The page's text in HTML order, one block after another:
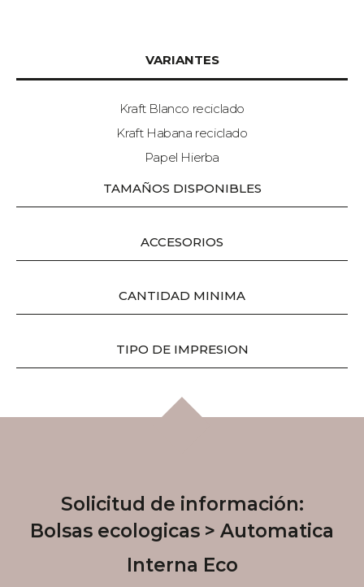
VARIANTES
Kraft Blanco reciclado
Kraft Habana reciclado
Papel Hierba
TAMAÑOS DISPONIBLES
ACCESORIOS​
CANTIDAD MINIMA
TIPO DE IMPRESION​
Solicitud de información:
Bolsas ecologicas
Automatica
Interna Eco